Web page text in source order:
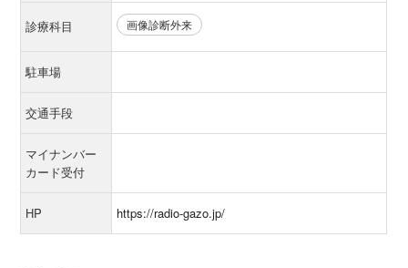
診療科目 画像診断外来
駐車場
交通手段
マイナンバー
カード受付
HP https://radio-gazo.jp/